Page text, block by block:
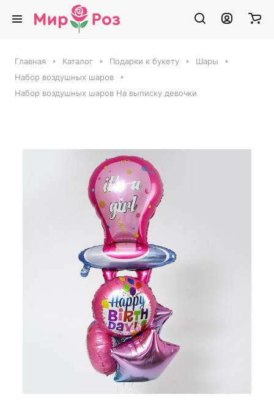
Главная Каталог Подарки к букету
Шары
Набор воздушных шаров
Набор воздушных шаров На выписку девочки